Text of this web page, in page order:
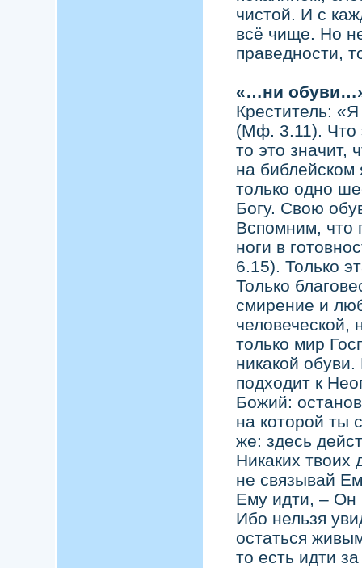
чистой. И с
всё чище. Но
праведности,
«…ни
Креститель:
(Мф. 3.11). Что
то это значит,
на библейском
только одно
Богу. Свою
Вспомним, что
ноги в
6.15). Только
Только
смирение и
человеческой,
только мир
никакой
подходит к
Божий:
на которой ты
же: здесь
Никаких твоих
не связывай
Ему идти, – Он
Ибо нельзя
остаться
то есть идти